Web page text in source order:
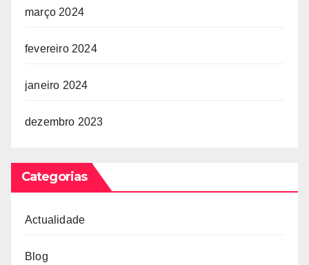
março 2024
fevereiro 2024
janeiro 2024
dezembro 2023
Categorias
Actualidade
Blog